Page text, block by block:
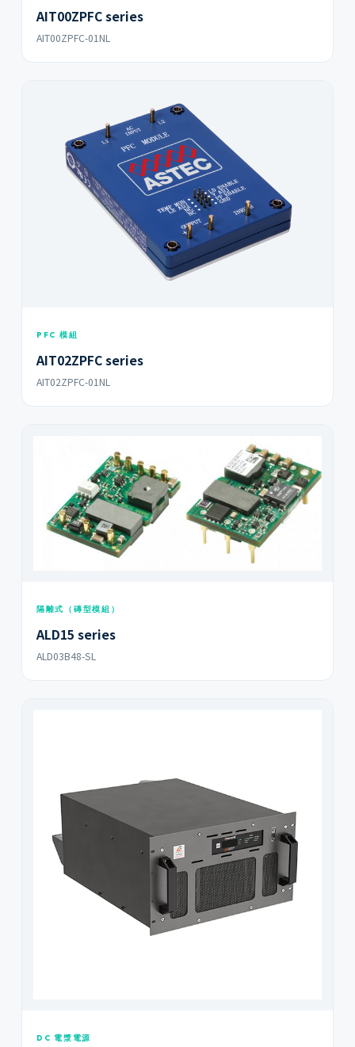
AIT00ZPFC series
AIT00ZPFC-01NL
PFC 模組
AIT02ZPFC series
AIT02ZPFC-01NL
隔離式（磚型模組）
ALD15 series
ALD03B48-SL
DC 電漿電源